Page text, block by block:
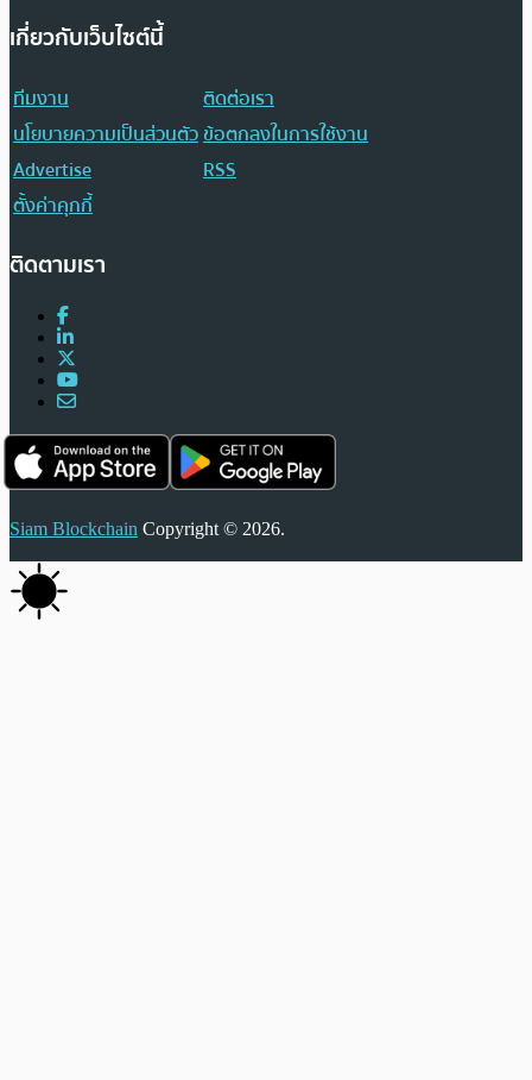
เกี่ยวกับเว็บไซต์นี้
ทีมงาน
ติดต่อเรา
นโยบายความเป็นส่วนตัวข้อตกลงในการใช้งาน
Advertise
RSS
ตั้งค่าคุกกี้
ติดตามเรา
Siam Blockchain Copyright © 2026.